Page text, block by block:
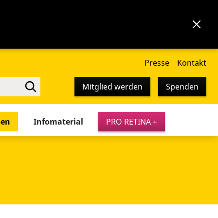
Presse Kontakt
Mitglied werden Spenden
Infomaterial PRO RETINA +